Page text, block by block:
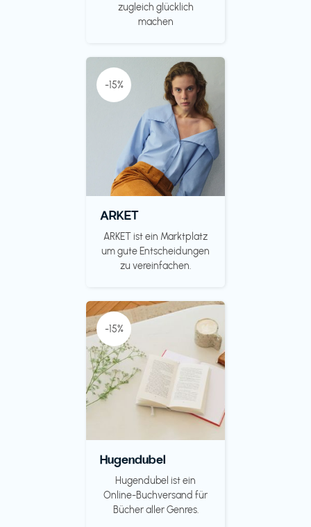
zugleich glücklich
machen
-15%
ARKET
ARKET ist ein Marktplatz
um gute Entscheidungen
zu vereinfachen.
-15%
Hugendubel
Hugendubel ist ein
Online-Buchversand für
Bücher aller Genres.